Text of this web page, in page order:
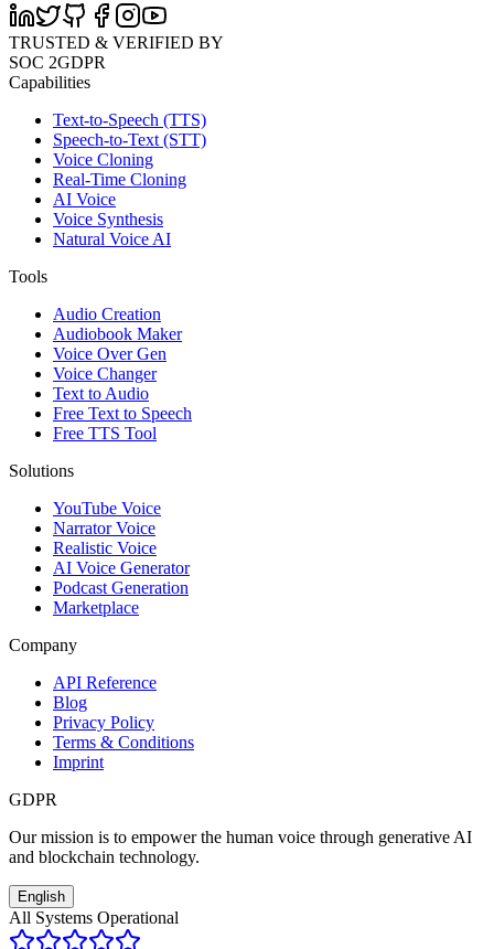
TRUSTED & VERIFIED BY
SOC 2GDPR
Capabilities
Text-to-Speech (TTS)
Speech-to-Text (STT)
Voice Cloning
Real-Time Cloning
AI Voice
Voice Synthesis
Natural Voice AI
Tools
Audio Creation
Audiobook Maker
Voice Over Gen
Voice Changer
Text to Audio
Free Text to Speech
Free TTS Tool
Solutions
YouTube Voice
Narrator Voice
Realistic Voice
AI Voice Generator
Podcast Generation
Marketplace
Company
API Reference
Blog
Privacy Policy
Terms & Conditions
Imprint
GDPR
Our mission is to empower the human voice through generative AI
and blockchain technology.
English
All Systems Operational